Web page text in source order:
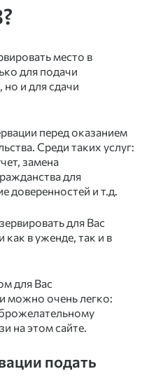
место в
для подачи
но и длясдачи
перед оказанием
Среди таких услуг:
, замена
для
и т.д.
для Вас
как в уженде, так и в
для Вас
можно очень легко:
на этом сайте.
подать